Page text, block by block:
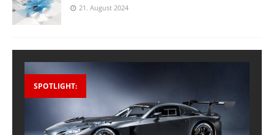
21. August 2024
SPOTLIGHT: